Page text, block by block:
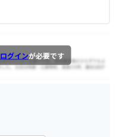
ログインが必要です